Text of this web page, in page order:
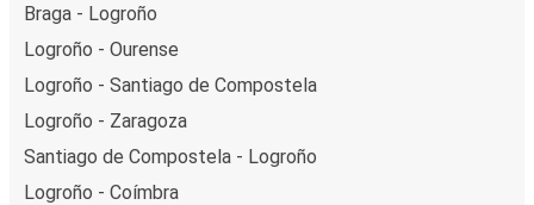
Braga - Logroño
Logroño - Ourense
Logroño - Santiago de Compostela
Logroño - Zaragoza
Santiago de Compostela - Logroño
Logroño - Coímbra